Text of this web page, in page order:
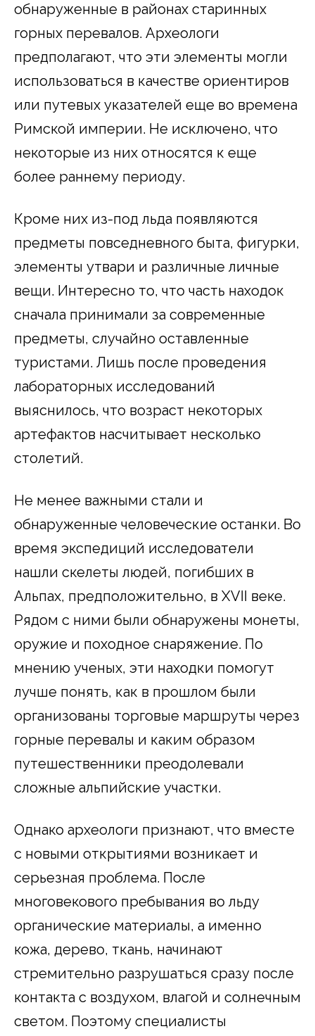
обнаруженные в районах старинных
горных перевалов. Археологи
предполагают, что эти элементы могли
использоваться в качестве ориентиров
или путевых указателей еще во времена
Римской империи. Не исключено, что
некоторые из них относятся к еще
более раннему периоду.
Кроме них из-под льда появляются
предметы повседневного быта, фигурки,
элементы утвари и различные личные
вещи. Интересно то, что часть находок
сначала принимали за современные
предметы, случайно оставленные
туристами. Лишь после проведения
лабораторных исследований
выяснилось, что возраст некоторых
артефактов насчитывает несколько
столетий.
Не менее важными стали и
обнаруженные человеческие останки. Во
время экспедиций исследователи
нашли скелеты людей, погибших в
Альпах, предположительно, в XVII веке.
Рядом с ними были обнаружены монеты,
оружие и походное снаряжение. По
мнению ученых, эти находки помогут
лучше понять, как в прошлом были
организованы торговые маршруты через
горные перевалы и каким образом
путешественники преодолевали
сложные альпийские участки.
Однако археологи признают, что вместе
с новыми открытиями возникает и
серьезная проблема. После
многовекового пребывания во льду
органические материалы, а именно
кожа, дерево, ткань, начинают
стремительно разрушаться сразу после
контакта с воздухом, влагой и солнечным
светом. Поэтому специалисты